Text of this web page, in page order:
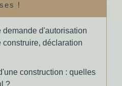
!
d'autorisation
déclaration
construction : quelles